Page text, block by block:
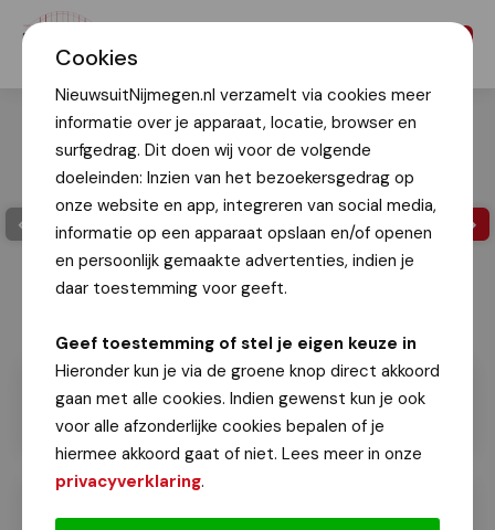
Cookies
NieuwsuitNijmegen.nl verzamelt via cookies meer
informatie over je apparaat, locatie, browser en
surfgedrag. Dit doen wij voor de volgende
doeleinden: Inzien van het bezoekersgedrag op
onze website en app, integreren van social media,
informatie op een apparaat opslaan en/of openen
en persoonlijk gemaakte advertenties, indien je
daar toestemming voor geeft.
Geef toestemming of stel je eigen keuze in
Hieronder kun je via de groene knop direct akkoord
gaan met alle cookies. Indien gewenst kun je ook
voor alle afzonderlijke cookies bepalen of je
hiermee akkoord gaat of niet. Lees meer in onze
privacyverklaring.
Koningin Máxima opent op 4 juni